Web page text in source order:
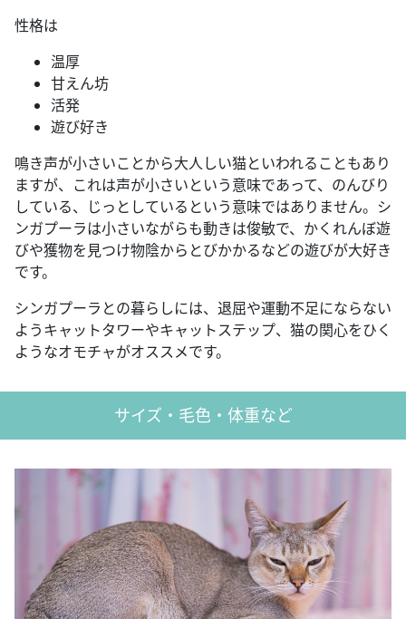
性格は
温厚
甘えん坊
活発
遊び好き
鳴き声が小さいことから大人しい猫といわれることもあり
ますが、これは声が小さいという意味であって、のんびり
している、じっとしているという意味ではありません。シ
ンガプーラは小さいながらも動きは俊敏で、かくれんぼ遊
びや獲物を見つけ物陰からとびかかるなどの遊びが大好き
です。
シンガプーラとの暮らしには、退屈や運動不足にならない
ようキャットタワーやキャットステップ、猫の関心をひく
ようなオモチャがオススメです。
サイズ・毛色・体重など